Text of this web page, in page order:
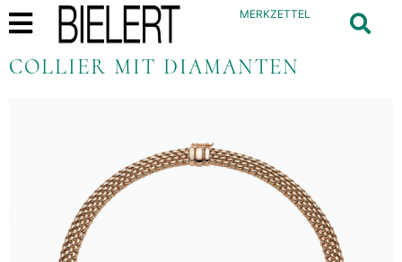
MERKZETTEL
COLLIER MIT DIAMANTEN